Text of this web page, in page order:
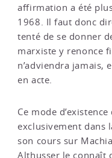
affirmation a été
1968. Il faut donc
tenté de se donner
marxiste y renonce
n’adviendra jamais,
en acte.
Ce mode
exclusivement dans
son cours sur
Althusser le connaît